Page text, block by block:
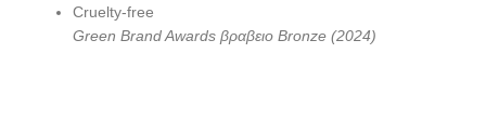
Cruelty‑free
Green Brand Awards βραβειο Bronze (2024)